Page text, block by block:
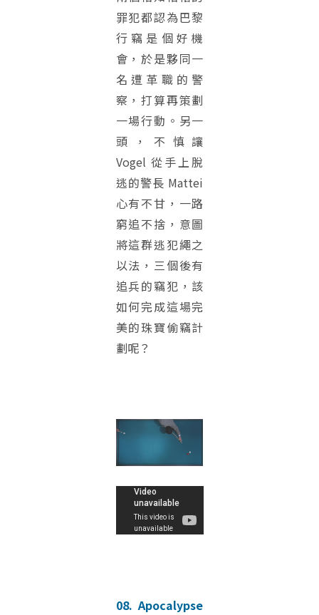
罪犯都認為巴黎
行竊是個好機
會，於是夥同一
名遭革職的警
察，打算再策劃
一場行動。另一
頭，不慎讓
Vogel 從手上脫
逃的警長 Mattei
心有不甘，一路
窮追不捨，意圖
將這群逃犯繩之
以法，三個後有
追兵的竊犯，該
如何完成這場完
美的珠寶偷竊計
劃呢？
08. Apocalypse